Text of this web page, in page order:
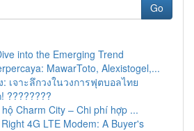
Go
into the Emerging Trend
MawarToto, Alexistogel,...
เจาะลึกวงในวงการฟุตบอลไทย
????????
Charm City – Chi phí hợp ...
4G LTE Modem: A Buyer's